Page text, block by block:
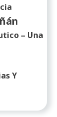
– Una
Y